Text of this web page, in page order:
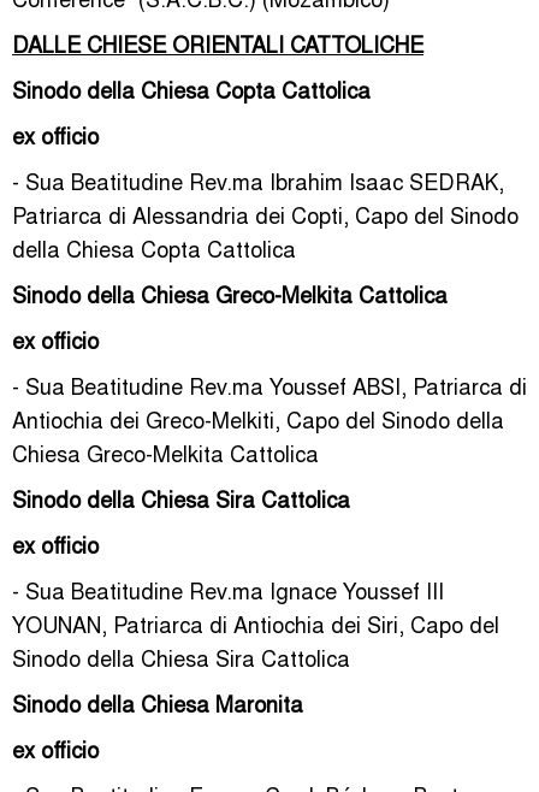
DALLE CHIESE ORIENTALI CATTOLICHE
Sinodo della Chiesa Copta Cattolica
ex officio
- Sua Beatitudine Rev.ma Ibrahim Isaac SEDRAK,
Patriarca di Alessandria dei Copti, Capo del Sinodo
della Chiesa Copta Cattolica
Sinodo della Chiesa Greco-Melkita Cattolica
ex officio
- Sua Beatitudine Rev.ma Youssef ABSI, Patriarca di
Antiochia dei Greco-Melkiti, Capo del Sinodo della
Chiesa Greco-Melkita Cattolica
Sinodo della Chiesa Sira Cattolica
ex officio
- Sua Beatitudine Rev.ma Ignace Youssef III
YOUNAN, Patriarca di Antiochia dei Siri, Capo del
Sinodo della Chiesa Sira Cattolica
Sinodo della Chiesa Maronita
ex officio